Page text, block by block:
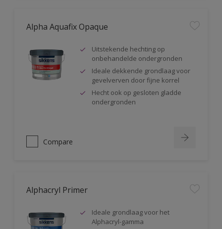
Alpha Aquafix Opaque
Uitstekende hechting op
onbehandelde ondergronden
Ideale dekkende grondlaag voor
gevelverven door fijne korrel
Hecht ook op gesloten gladde
ondergronden
Compare
Alphacryl Primer
Ideale grondlaag voor het
Alphacryl-gamma